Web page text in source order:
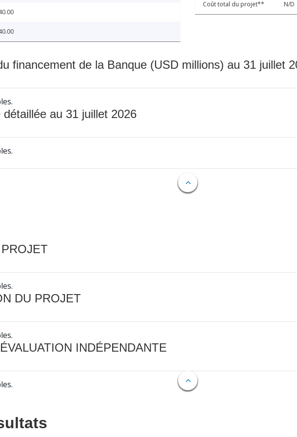
Coût total du projet** N/D
financement de la Banque (USD millions) au 31 juillet
au 31 juillet 2026
DU PROJET
INDÉPENDANTE